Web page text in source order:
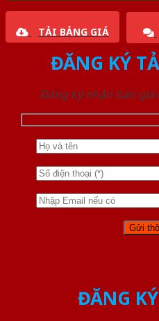
TẢI BẢNG GIÁ
ĐĂNG KÝ
Đăng ký nhận báo
ĐĂNG